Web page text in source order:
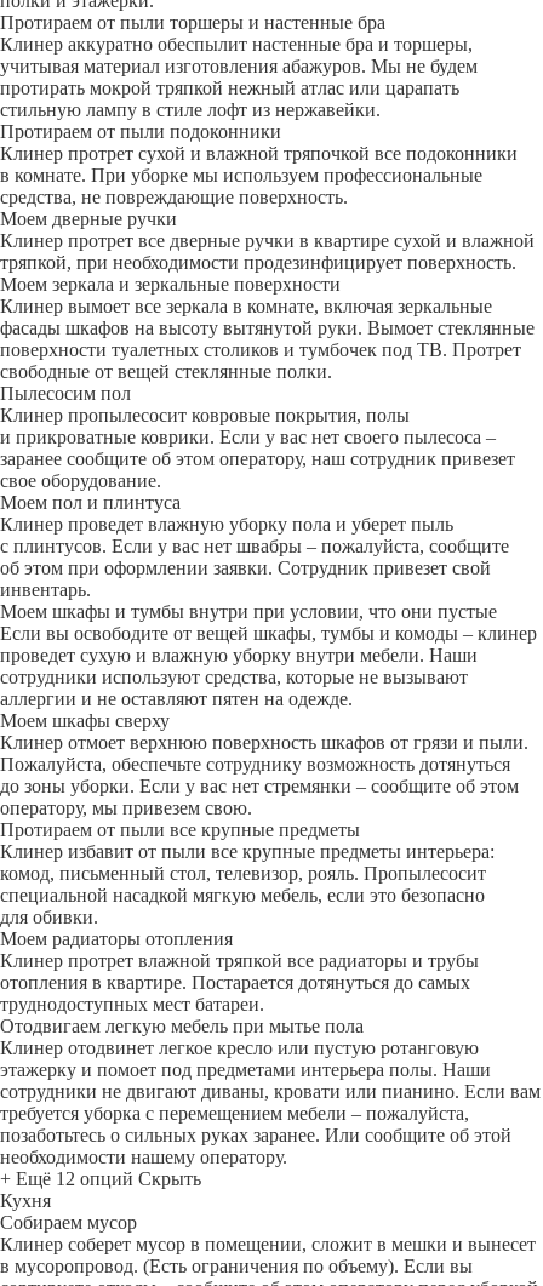
Протираем от пыли торшеры и настенные бра
Клинер аккуратно обеспылит настенные бра и торшеры,
учитывая материал изготовления абажуров. Мы не будем
протирать мокрой тряпкой нежный атлас или царапать
стильную лампу в стиле лофт из нержавейки.
Протираем от пыли подоконники
Клинер протрет сухой и влажной тряпочкой все подоконники
в комнате. При уборке мы используем профессиональные
средства, не повреждающие поверхность.
Моем дверные ручки
Клинер протрет все дверные ручки в квартире сухой и влажной
тряпкой, при необходимости продезинфицирует поверхность.
Моем зеркала и зеркальные поверхности
Клинер вымоет все зеркала в комнате, включая зеркальные
фасады шкафов на высоту вытянутой руки. Вымоет стеклянные
поверхности туалетных столиков и тумбочек под ТВ. Протрет
свободные от вещей стеклянные полки.
Пылесосим пол
Клинер пропылесосит ковровые покрытия, полы
и прикроватные коврики. Если у вас нет своего пылесоса –
заранее сообщите об этом оператору, наш сотрудник привезет
свое оборудование.
Моем пол и плинтуса
Клинер проведет влажную уборку пола и уберет пыль
с плинтусов. Если у вас нет швабры – пожалуйста, сообщите
об этом при оформлении заявки. Сотрудник привезет свой
инвентарь.
Моем шкафы и тумбы внутри при условии, что они пустые
Если вы освободите от вещей шкафы, тумбы и комоды – клинер
проведет сухую и влажную уборку внутри мебели. Наши
сотрудники используют средства, которые не вызывают
аллергии и не оставляют пятен на одежде.
Моем шкафы сверху
Клинер отмоет верхнюю поверхность шкафов от грязи и пыли.
Пожалуйста, обеспечьте сотруднику возможность дотянуться
до зоны уборки. Если у вас нет стремянки – сообщите об этом
оператору, мы привезем свою.
Протираем от пыли все крупные предметы
Клинер избавит от пыли все крупные предметы интерьера:
комод, письменный стол, телевизор, рояль. Пропылесосит
специальной насадкой мягкую мебель, если это безопасно
для обивки.
Моем радиаторы отопления
Клинер протрет влажной тряпкой все радиаторы и трубы
отопления в квартире. Постарается дотянуться до самых
труднодоступных мест батареи.
Отодвигаем легкую мебель при мытье пола
Клинер отодвинет легкое кресло или пустую ротанговую
этажерку и помоет под предметами интерьера полы. Наши
сотрудники не двигают диваны, кровати или пианино. Если вам
требуется уборка с перемещением мебели – пожалуйста,
позаботьтесь о сильных руках заранее. Или сообщите об этой
необходимости нашему оператору.
+ Ещё 12 опций Скрыть
Кухня
Собираем мусор
Клинер соберет мусор в помещении, сложит в мешки и вынесет
в мусоропровод. (Есть ограничения по объему). Если вы